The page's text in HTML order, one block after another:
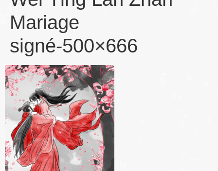
Mariage
signé-500×666